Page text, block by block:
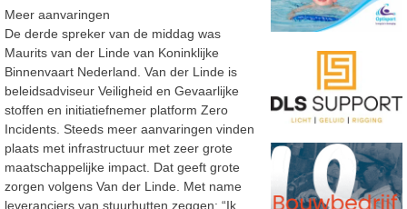
Meer aanvaringen
De derde spreker van de middag was
Maurits van der Linde van Koninklijke
Binnenvaart Nederland. Van der Linde is
beleidsadviseur Veiligheid en Gevaarlijke
stoffen en initiatiefnemer platform Zero
Incidents. Steeds meer aanvaringen vinden
plaats met infrastructuur met zeer grote
maatschappelijke impact. Dat geeft grote
zorgen volgens Van der Linde. Met name
leveranciers van stuurhutten zeggen: “Ik